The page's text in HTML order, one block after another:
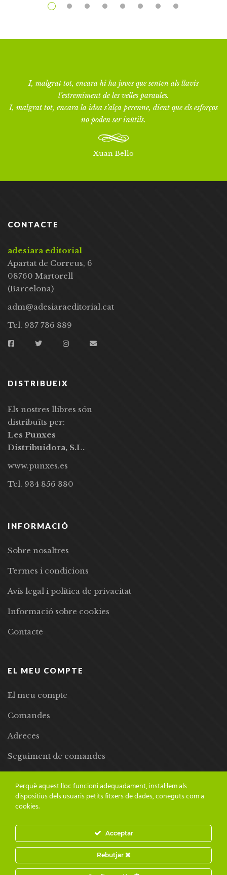
I, malgrat tot, encara hi ha joves que senten als llavis
l’estremiment de les velles paraules.
I, malgrat tot, encara la idea s’alça perenne, dient que els esforços
no poden ser inútils.
Xuan Bello
CONTACTE
adesiara editorial
Apartat de Correus, 6
08760 Martorell
(Barcelona)
adm@adesiaraeditorial.cat
Tel. 937 736 889
DISTRIBUEIX
Els nostres llibres són
distribuïts per:
Les Punxes
Distribuidora, S.L.
www.punxes.es
Tel. 934 856 380
INFORMACIÓ
Sobre nosaltres
Termes i condicions
Avís legal i política de privacitat
Informació sobre cookies
Contacte
EL MEU COMPTE
El meu compte
Comandes
Adreces
Seguiment de comandes
© 2024 Adesiara Editorial | Tots els drets reservats | Preus amb
IVA inclòs |Grademorphic
Perquè aquest lloc funcioni adequadament, instal·lem als
dispositius dels usuaris petits fitxers de dades, coneguts com a
cookies.
Acceptar
Rebutjar